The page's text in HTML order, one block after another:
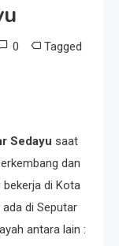
0 Tagged
Sedayu saat
dan
di Kota
di Seputar
antara lain :